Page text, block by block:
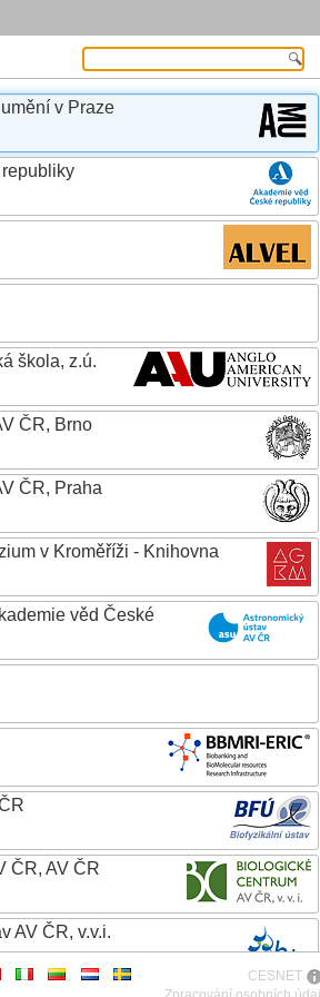
v Praze
škola, z.ú.
ČR, Brno
ČR, Praha
v Kroměříži - Knihovna
věd České
ČR, AV ČR
AV ČR, v.v.i.
CESNET